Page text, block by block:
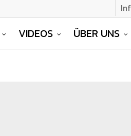
VIDEOS ÜBER UNS